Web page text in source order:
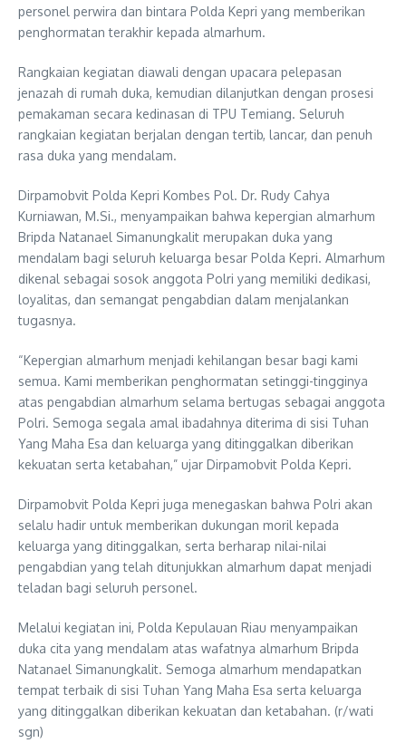
personel perwira dan bintara Polda Kepri yang memberikan
penghormatan terakhir kepada almarhum.
Rangkaian kegiatan diawali dengan upacara pelepasan
jenazah di rumah duka, kemudian dilanjutkan dengan prosesi
pemakaman secara kedinasan di TPU Temiang. Seluruh
rangkaian kegiatan berjalan dengan tertib, lancar, dan penuh
rasa duka yang mendalam.
Dirpamobvit Polda Kepri Kombes Pol. Dr. Rudy Cahya
Kurniawan, M.Si., menyampaikan bahwa kepergian almarhum
Bripda Natanael Simanungkalit merupakan duka yang
mendalam bagi seluruh keluarga besar Polda Kepri. Almarhum
dikenal sebagai sosok anggota Polri yang memiliki dedikasi,
loyalitas, dan semangat pengabdian dalam menjalankan
tugasnya.
“Kepergian almarhum menjadi kehilangan besar bagi kami
semua. Kami memberikan penghormatan setinggi-tingginya
atas pengabdian almarhum selama bertugas sebagai anggota
Polri. Semoga segala amal ibadahnya diterima di sisi Tuhan
Yang Maha Esa dan keluarga yang ditinggalkan diberikan
kekuatan serta ketabahan,” ujar Dirpamobvit Polda Kepri.
Dirpamobvit Polda Kepri juga menegaskan bahwa Polri akan
selalu hadir untuk memberikan dukungan moril kepada
keluarga yang ditinggalkan, serta berharap nilai-nilai
pengabdian yang telah ditunjukkan almarhum dapat menjadi
teladan bagi seluruh personel.
Melalui kegiatan ini, Polda Kepulauan Riau menyampaikan
duka cita yang mendalam atas wafatnya almarhum Bripda
Natanael Simanungkalit. Semoga almarhum mendapatkan
tempat terbaik di sisi Tuhan Yang Maha Esa serta keluarga
yang ditinggalkan diberikan kekuatan dan ketabahan. (r/wati
sgn)